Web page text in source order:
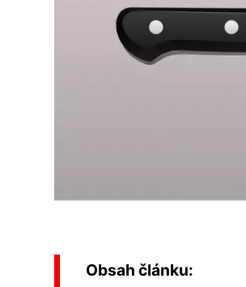
Obsah článku: